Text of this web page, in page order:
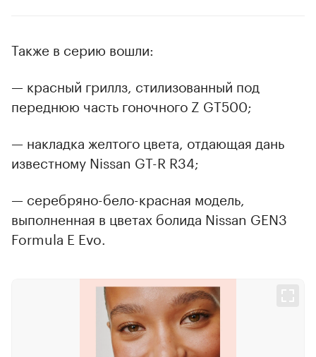
Также в серию вошли:
— красный гриллз, стилизованный под
переднюю часть гоночного Z GT500;
— накладка желтого цвета, отдающая дань
известному Nissan GT-R R34;
— серебряно-бело-красная модель,
выполненная в цветах болида Nissan GEN3
Formula E Evo.